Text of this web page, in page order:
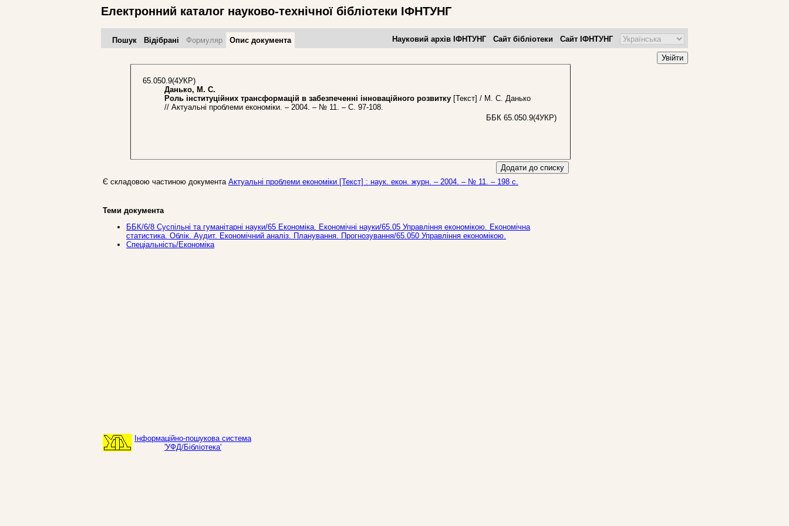
Електронний каталог науково-технічної бібліотеки ІФНТУНГ
Пошук Відібрані Формуляр Опис документа Науковий архів ІФНТУНГ Сайт бібліотеки Сайт ІФНТУНГ
Увійти
65.050.9(4УКР)
Данько, М. С.
Роль інституційних трансформацій в забезпеченні інноваційного розвитку [Текст] / М. С. Данько
// Актуальні проблеми економіки. – 2004. – № 11. – С. 97-108.
ББК 65.050.9(4УКР)
Додати до списку
Є складовою частиною документа Актуальні проблеми економіки [Текст] : наук. екон. журн. – 2004. – № 11. – 198 с.
Теми документа
ББК/6/8 Суспільні та гуманітарні науки/65 Економіка. Економічні науки/65.05 Управління економікою. Економічна
статистика. Облік. Аудит. Економічний аналіз. Планування. Прогнозування/65.050 Управління економікою.
Спеціальність/Економіка
Інформаційно-пошукова система
'УФД/Бібліотека'